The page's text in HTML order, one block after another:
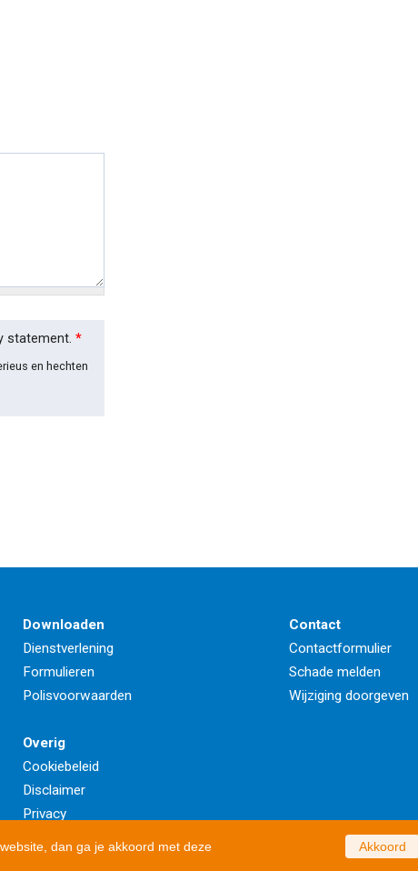
dan ga je akkoord met deze
Akkoord
statement. *
en hechten
Downloaden
Dienstverlening
Formulieren
Polisvoorwaarden
Overig
Cookiebeleid
Disclaimer
Privacy
Contact
Contactformulier
Schade melden
Wijziging doorgeven